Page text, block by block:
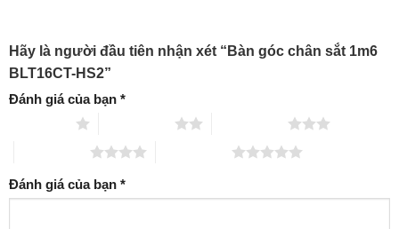
Hãy là người đầu tiên nhận xét “Bàn góc chân sắt 1m6
BLT16CT-HS2”
Đánh giá của bạn *
Đánh giá của bạn *